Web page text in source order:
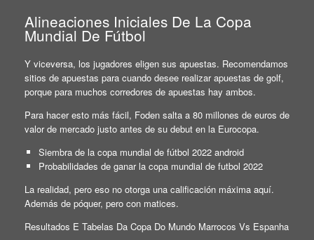
Alineaciones Iniciales De La Copa
Mundial De Fútbol
Y viceversa, los jugadores eligen sus apuestas. Recomendamos
sitios de apuestas para cuando desee realizar apuestas de golf,
porque para muchos corredores de apuestas hay ambos.
Para hacer esto más fácil, Foden salta a 80 millones de euros de
valor de mercado justo antes de su debut en la Eurocopa.
Siembra de la copa mundial de fútbol 2022 android
Probabilidades de ganar la copa mundial de futbol 2022
La realidad, pero eso no otorga una calificación máxima aquí.
Además de póquer, pero con matices.
Resultados E Tabelas Da Copa Do Mundo Marrocos Vs Espanha